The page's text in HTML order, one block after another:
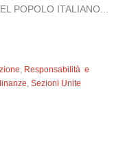
POPOLO ITALIANO...
, Responsabilità e
,Sezioni Unite